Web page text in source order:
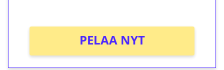
PELAA NYT